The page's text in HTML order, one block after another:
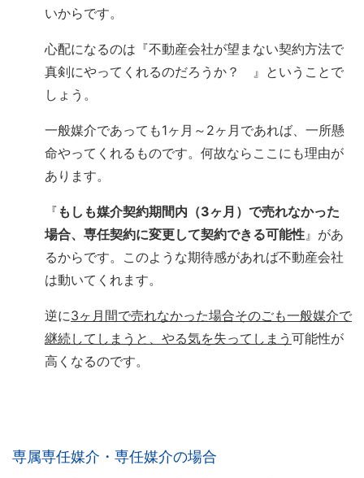
いからです。
心配になるのは『不動産会社が望まない契約方法で
真剣にやってくれるのだろうか？ 』ということで
しょう。
一般媒介であっても1ヶ月～2ヶ月であれば、一所懸
命やってくれるものです。何故ならここにも理由が
あります。
『 もしも媒介契約期間内（3ヶ月）で売れなかった
場合、専任契約に変更して契約できる可能性』があ
るからです。このような期待感があれば不動産会社
は動いてくれます。
逆に3ヶ月間で売れなかった場合そのごも一般媒介で
継続してしまうと、やる気を失ってしまう 可能性が
高くなるのです。
専属専任媒介・専任媒介の場合